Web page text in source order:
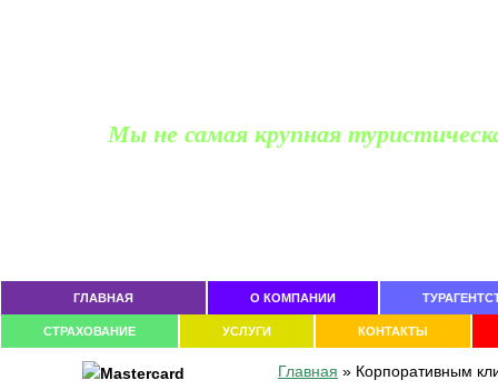
Мы не самая крупная
ГЛАВНАЯ О КОМПАНИИ
СТРАХОВАНИЕ УСЛУГИ КОНТАКТЫ
Главная » Корпоративным